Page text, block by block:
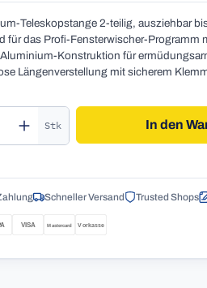
Teleskopstange 2-teilig, ausziehbar
für das Profi-Fensterwischer-Programm
Konstruktion für
Längenverstellung mit sicherem
Anzahl: Gib den
Stk In den
Schneller Versand Trusted Shops